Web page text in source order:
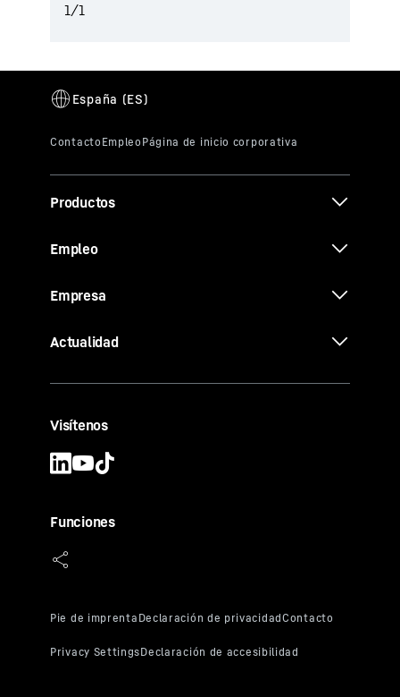
1/1
Productos
Empleo
Empresa
Actualidad
Visítenos
Funciones